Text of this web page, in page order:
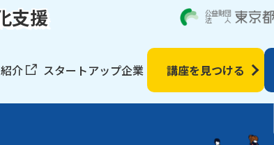
支援
介 スタートアップ企業 講座を見つける